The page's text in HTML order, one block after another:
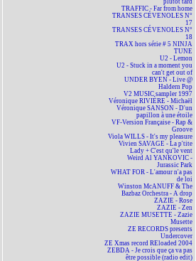
plutôt tard
TRAFFIC - Far from home
TRANSES CÉVENOLES N°
17
TRANSES CÉVENOLES N°
18
TRAX hors série # 5 NINJA
TUNE
U2 - Lemon
U2 - Stuck in a moment you
can't get out of
UNDER BYEN - Live @
Haldern Pop
V2 MUSIC sampler 1997
Véronique RIVIÈRE - Michaël
Véronique SANSON - D'un
papillon à une étoile
VF-Version Française - Rap &
Groove
Viola WILLS - It's my pleasure
Vivien SAVAGE - La p'tite
Lady + C'est qu'le vent
Weird Al YANKOVIC -
Jurassic Park
WHAT FOR - L'amour n'a pas
de loi
Winston McANUFF & The
Bazbaz Orchestra - A drop
ZAZIE - Rose
ZAZIE - Zen
ZAZIE MUSETTE - Zazie
Musette
ZE RECORDS presents
Undercover
ZE Xmas record REloaded 2004
ZEBDA - Je crois que ça va pas
être possible (radio edit)